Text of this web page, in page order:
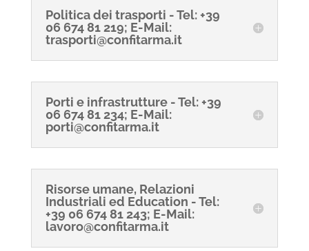
Politica dei trasporti - Tel: +39
06 674 81 219; E-Mail:
trasporti@confitarma.it
Porti e infrastrutture - Tel: +39
06 674 81 234; E-Mail:
porti@confitarma.it
Risorse umane, Relazioni
Industriali ed Education - Tel:
+39 06 674 81 243; E-Mail:
lavoro@confitarma.it